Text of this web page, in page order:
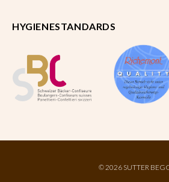
HYGIENESTANDARDS
©2026 SUTTER